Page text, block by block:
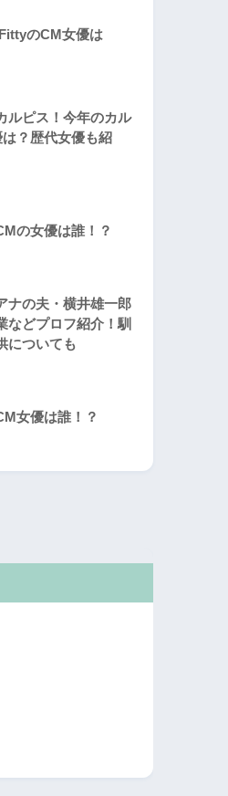
のCM女優は
ルピス！今年のカル
？歴代女優も紹
の女優は誰！？
ナの夫・横井雄一郎
などプロフ紹介！馴
についても
女優は誰！？